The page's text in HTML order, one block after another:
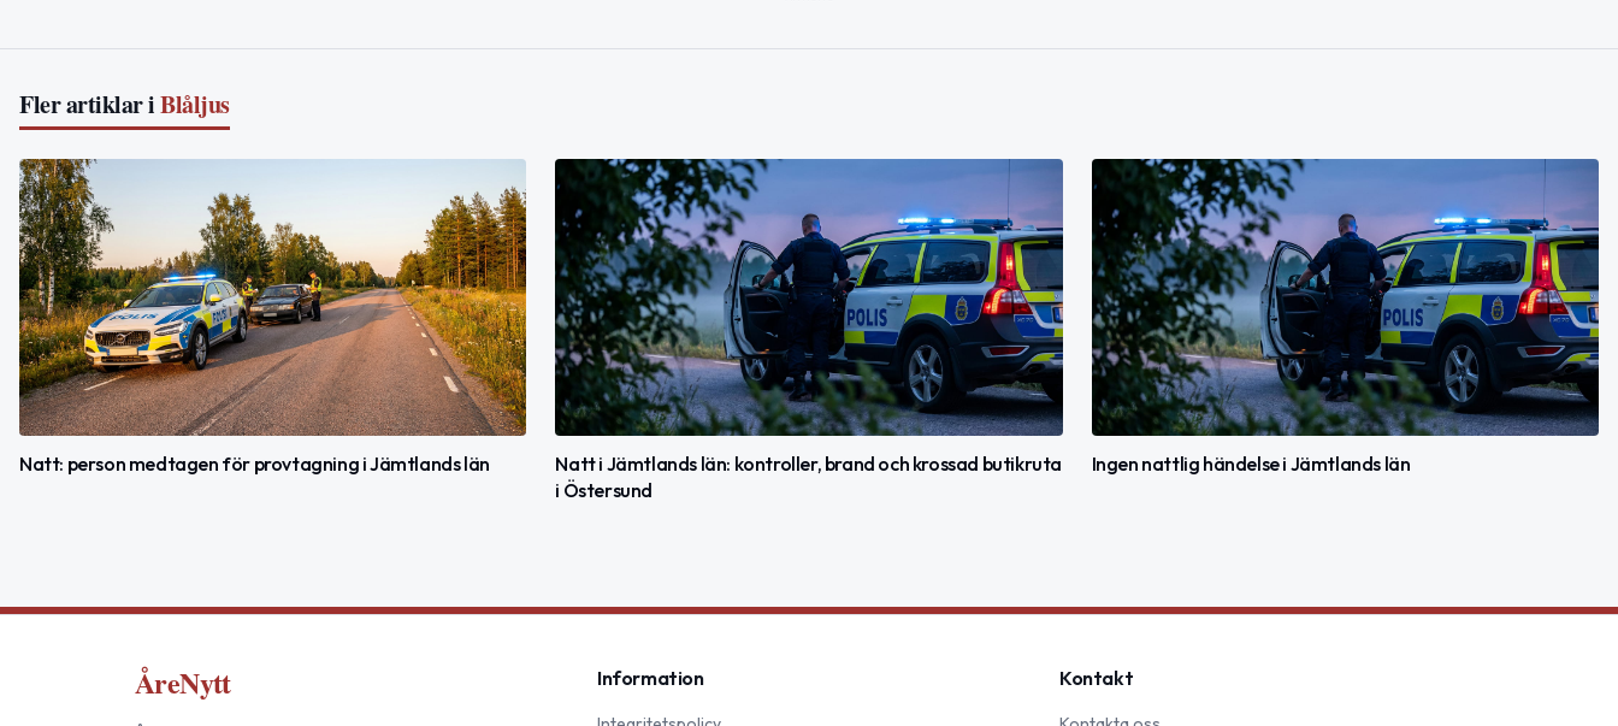
Fler artiklar iBlåljus
Natt: person medtagen för provtagning i Jämtlands län
Natt i Jämtlands län: kontroller, brand och krossad butikruta
i Östersund
Ingen nattlig händelse i Jämtlands län
ÅreNytt Information Kontakt